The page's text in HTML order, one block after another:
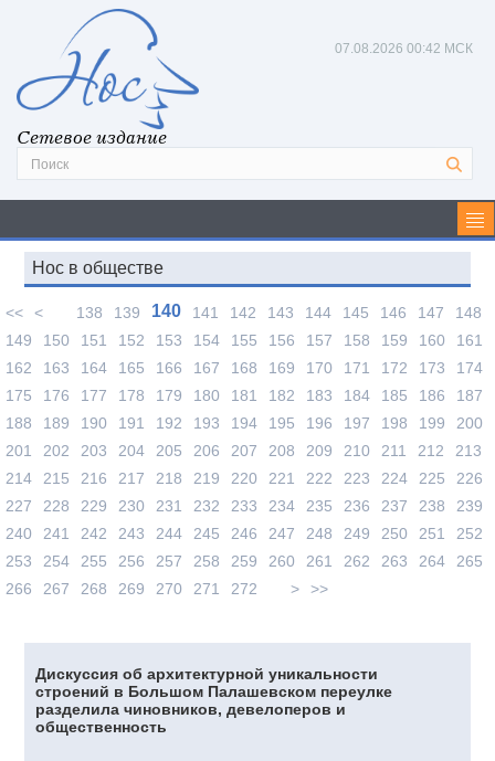
Сетевое издание
07.08.2026 00:42 МСК
Нос в обществе
<< < 138 139 140 141 142 143 144 145 146 147
148
149
150 151 152 153 154 155 156 157 158 159 160
161
162
163 164 165 166 167 168 169 170 171 172 173
174
175
176 177 178 179 180 181 182 183 184 185 186
187
188
189 190 191 192 193 194 195 196 197 198 199
200
201
202 203 204 205 206 207 208 209 210 211 212
213
214
215 216 217 218 219 220 221 222 223 224 225
226
227
228 229 230 231 232 233 234 235 236 237 238
239
240
241 242 243 244 245 246 247 248 249 250 251
252
253
254 255 256 257 258 259 260 261 262 263 264
265
266
267 268 269 270 271 272 > >>
Дискуссия об архитектурной уникальности
строений в Большом Палашевском переулке
разделила чиновников, девелоперов и
общественность